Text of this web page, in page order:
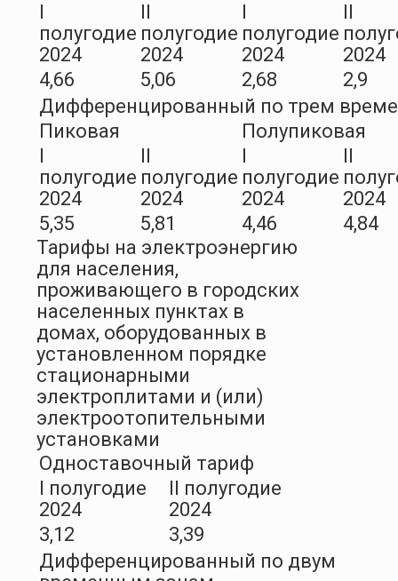
полугодие
2024
полугодие
2024
полугодие
2024
2024
4,66
5,06 2,68
2,9
Дифференцированный по трем
Пиковая
Полупиковая
полугодие
2024
полугодие
2024
полугодие
2024
2024
5,35
5,81 4,46
4,84
Тарифы на электроэнергию
для населения,
проживающего в городских
населенных пунктах в
домах, оборудованных в
установленном порядке
стационарными
электроплитами и (или)
электроотопительными
установками
Одноставочный тариф
I полугодие
2024
II полугодие
2024
3,12
3,39
Дифференцированный по двум